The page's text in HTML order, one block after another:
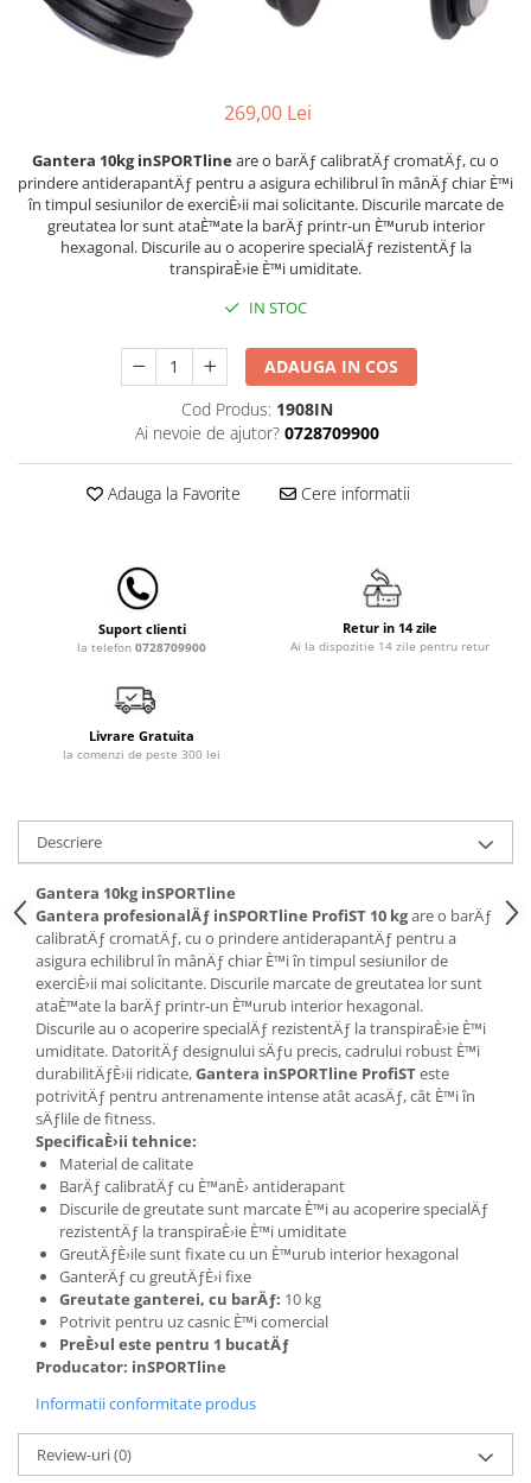
Lenjerii patut 140 x 70 cm
Lenjerie patuturi tineret
Perne copii si mamici
Protectii saltea
Comode copii
Bariere de protectie pat
Sac de dormit copii
Leagane & balansoare & sezlonguri
Mobilier Birou
Saltele de infasat
Biciclete fara pedale
Karturi si masinute cu pedale
Masinute si motociclete electrice
Marsupii
Premergatoare
Alte Sporturi
Termometre copii si bebe
269,00 Lei
Gantera 10kg inSPORTlineare o barÄƒ calibratÄƒ cromatÄƒ, cu o
prindere antiderapantÄƒ pentru a asigura echilibrul în mânÄƒ chiar È™i
în timpul sesiunilor de exerciÈ›ii mai solicitante. Discurile marcate de
greutatea lor sunt ataÈ™ate la barÄƒ printr-un È™urub interior
hexagonal. Discurile au o acoperire specialÄƒ rezistentÄƒ la
transpiraÈ›ie È™i umiditate.
IN STOC
ADAUGA IN COS
Cod Produs: 1908IN
Ai nevoie de ajutor? 0728709900
Adauga la Favorite Cere informatii
Suport clienti
la telefon 0728709900
Retur in 14 zile
Ai la dispozitie 14 zile pentru retur
Livrare Gratuita
la comenzi de peste 300 lei
Descriere
Gantera 10kg inSPORTline
Gantera profesionalÄƒ inSPORTline ProfiST 10 kgare o barÄƒ
calibratÄƒ cromatÄƒ, cu o prindere antiderapantÄƒ pentru a
asigura echilibrul în mânÄƒ chiar È™i în timpul sesiunilor de
exerciÈ›ii mai solicitante. Discurile marcate de greutatea lor sunt
ataÈ™ate la barÄƒ printr-un È™urub interior hexagonal.
Discurile au o acoperire specialÄƒ rezistentÄƒ la transpiraÈ›ie È™i
umiditate. DatoritÄƒ designului sÄƒu precis, cadrului robust È™i
durabilitÄƒÈ›ii ridicate,Gantera inSPORTline ProfiSTeste
potrivitÄƒ pentru antrenamente intense atât acasÄƒ, cât È™i în
sÄƒlile de fitness.
SpecificaÈ›ii tehnice:
Material de calitate
BarÄƒ calibratÄƒ cu È™anÈ› antiderapant
Discurile de greutate sunt marcate È™i au acoperire specialÄƒ
rezistentÄƒ la transpiraÈ›ie È™i umiditate
GreutÄƒÈ›ile sunt fixate cu un È™urub interior hexagonal
GanterÄƒ cu greutÄƒÈ›i fixe
Greutate ganterei, cu barÄƒ: 10 kg
Potrivit pentru uz casnic È™i comercial
PreÈ›ul este pentru 1 bucatÄƒ
Producator: inSPORTline
Informatii conformitate produs
Review-uri(0)